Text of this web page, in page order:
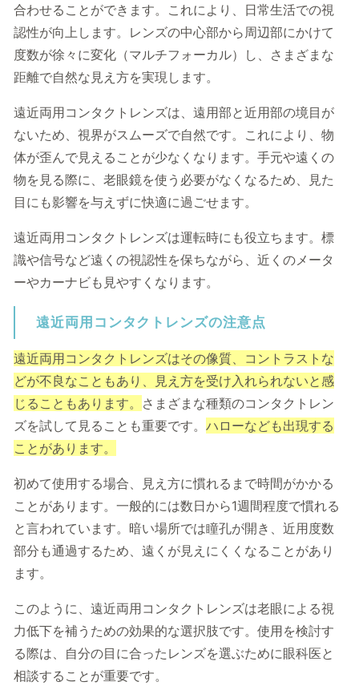
合わせることができます。これにより、日常生活での視
認性が向上します。レンズの中心部から周辺部にかけて
度数が徐々に変化（マルチフォーカル）し、さまざまな
距離で自然な見え方を実現します。
遠近両用コンタクトレンズは、遠用部と近用部の境目が
ないため、視界がスムーズで自然です。これにより、物
体が歪んで見えることが少なくなります。手元や遠くの
物を見る際に、老眼鏡を使う必要がなくなるため、見た
目にも影響を与えずに快適に過ごせます。
遠近両用コンタクトレンズは運転時にも役立ちます。標
識や信号など遠くの視認性を保ちながら、近くのメータ
ーやカーナビも見やすくなります。
遠近両用コンタクトレンズの注意点
遠近両用コンタクトレンズはその像質、コントラストな
どが不良なこともあり、見え方を受け入れられないと感
じることもあります。 さまざまな種類のコンタクトレン
ズを試して見ることも重要です。 ハローなども出現する
ことがあります。
初めて使用する場合、見え方に慣れるまで時間がかかる
ことがあります。一般的には数日から1週間程度で慣れる
と言われています。暗い場所では瞳孔が開き、近用度数
部分も通過するため、遠くが見えにくくなることがあり
ます。
このように、遠近両用コンタクトレンズは老眼による視
力低下を補うための効果的な選択肢です。使用を検討す
る際は、自分の目に合ったレンズを選ぶために眼科医と
相談することが重要です。